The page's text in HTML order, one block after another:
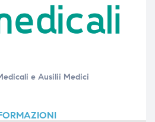
e Ausilii Medici